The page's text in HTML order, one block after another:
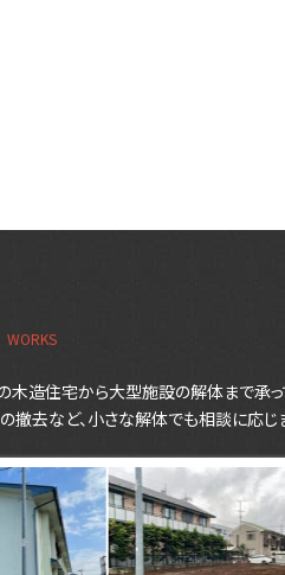
木造住宅から大型施設の解体まで承っ
撤去など、小さな解体でも相談に応じ